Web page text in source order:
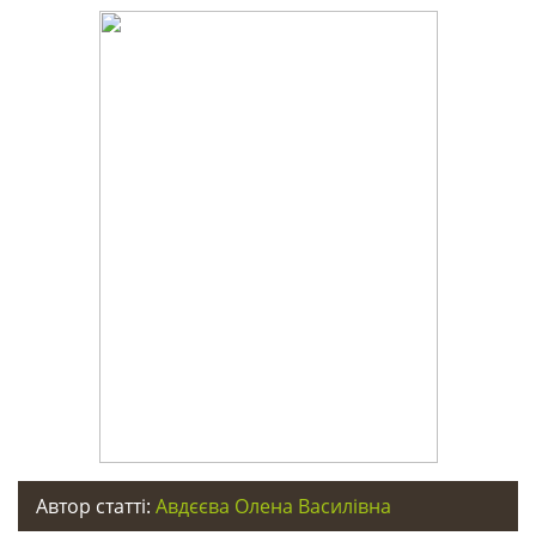
Автор статті: Авдєєва Олена Василівна